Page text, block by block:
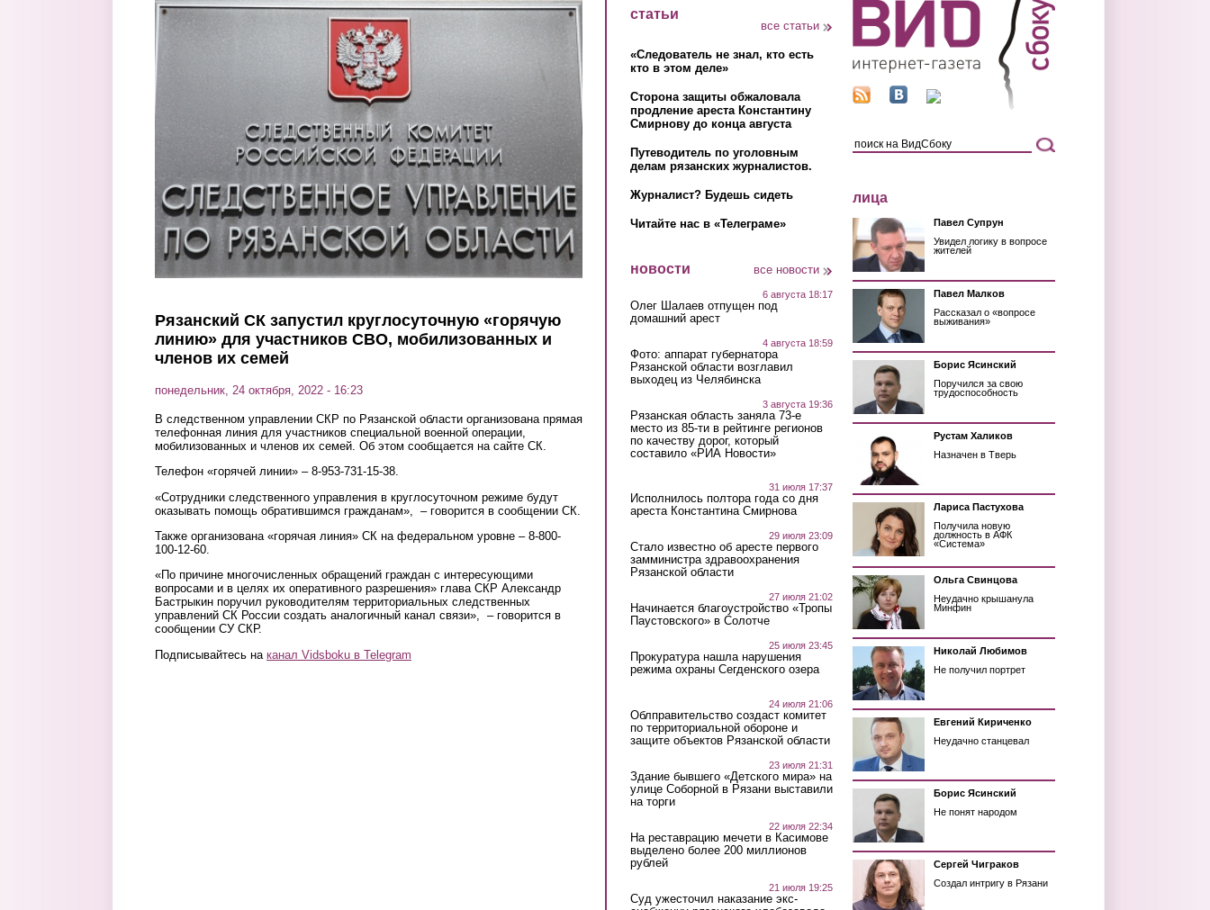
Перейти к основному содержанию
Рязанский СК запустил круглосуточную «горячую
линию» для участников СВО, мобилизованных и
членов их семей
понедельник, 24 октября, 2022 - 16:23
В следственном управлении СКР по Рязанской области организована прямая
телефонная линия для участников специальной военной операции,
мобилизованных и членов их семей. Об этом сообщается на сайте СК.
Телефон «горячей линии» – 8-953-731-15-38.
«Сотрудники следственного управления в круглосуточном режиме будут
оказывать помощь обратившимся гражданам», – говорится в сообщении СК.
Также организована «горячая линия» СК на федеральном уровне – 8-800-
100-12-60.
«По причине многочисленных обращений граждан с интересующими
вопросами и в целях их оперативного разрешения» глава СКР Александр
Бастрыкин поручил руководителям территориальных следственных
управлений СК России создать аналогичный канал связи», – говорится в
сообщении СУ СКР.
Подписывайтесь на канал Vidsboku в Telegram
статьи
все статьи
«Следователь не знал, кто есть
кто в этом деле»
Сторона защиты обжаловала
продление ареста Константину
Смирнову до конца августа
Путеводитель по уголовным
делам рязанских журналистов.
Журналист? Будешь сидеть
Читайте нас в «Телеграме»
новости все новости
6 августа 18:17
Олег Шалаев отпущен под
домашний арест
4 августа 18:59
Фото: аппарат губернатора
Рязанской области возглавил
выходец из Челябинска
3 августа 19:36
Рязанская область заняла 73-е
место из 85-ти в рейтинге регионов
по качеству дорог, который
составило «РИА Новости»
31 июля 17:37
Исполнилось полтора года со дня
ареста Константина Смирнова
29 июля 23:09
Стало известно об аресте первого
замминистра здравоохранения
Рязанской области
27 июля 21:02
Начинается благоустройство «Тропы
Паустовского» в Солотче
25 июля 23:45
Прокуратура нашла нарушения
режима охраны Сегденского озера
24 июля 21:06
Облправительство создаст комитет
по территориальной обороне и
защите объектов Рязанской области
23 июля 21:31
Здание бывшего «Детского мира» на
улице Соборной в Рязани выставили
на торги
22 июля 22:34
На реставрацию мечети в Касимове
выделено более 200 миллионов
рублей
21 июля 19:25
Суд ужесточил наказание экс-
лица
Павел Супрун
Увидел логику в вопросе
жителей
Павел Малков
Рассказал о «вопросе
выживания»
Борис Ясинский
Поручился за свою
трудоспособность
Рустам Халиков
Назначен в Тверь
Лариса Пастухова
Получила новую
должность в АФК
«Система»
Ольга Свинцова
Неудачно крышанула
Минфин
Николай Любимов
Не получил портрет
Евгений Кириченко
Неудачно станцевал
Борис Ясинский
Не понят народом
Сергей Чиграков
Создал интригу в Рязани